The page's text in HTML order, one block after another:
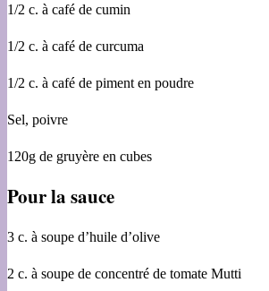
1/2 c. à café de cumin
1/2 c. à café de curcuma
1/2 c. à café de piment en poudre
Sel, poivre
120g de gruyère en cubes
Pour la sauce
3 c. à soupe d’huile d’olive
2 c. à soupe de concentré de tomate Mutti